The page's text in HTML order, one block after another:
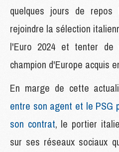
quelques jours de
rejoindre la sélection
l'Euro 2024 et tenter de
champion d'Europe acquis
En marge de cette
entre son agent et le PSG
son contrat, le portier
sur ses réseaux sociaux